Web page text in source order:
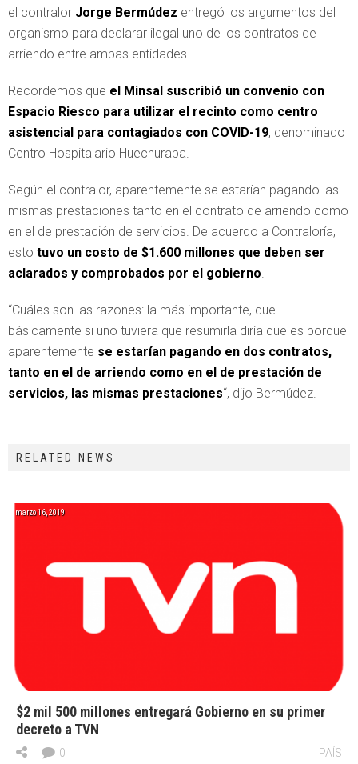
el contralor Jorge Bermúdez entregó los argumentos del
organismo para declarar ilegal uno de los contratos de
arriendo entre ambas entidades.
Recordemos que el Minsal suscribió un convenio con
Espacio Riesco para utilizar el recinto como centro
asistencial para contagiados con COVID-19, denominado
Centro Hospitalario Huechuraba.
Según el contralor, aparentemente se estarían pagando las
mismas prestaciones tanto en el contrato de arriendo como
en el de prestación de servicios. De acuerdo a Contraloría,
esto tuvo un costo de $1.600 millones que deben ser
aclarados y comprobados por el gobierno
“Cuáles son las razones: la más importante, que
básicamente si uno tuviera que resumirla diría que es porque
aparentemente se estarían pagando en dos contratos,
tanto en el de arriendo como en el de prestación de
servicios, las mismas prestaciones“, dijo Bermúdez.
RELATED NEWS
marzo 16, 2019
$2 mil 500 millones entregará Gobierno en su primer
decreto a TVN
PAÍS
0